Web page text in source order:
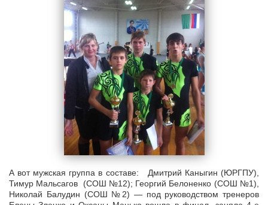
А вот мужская группа в составе: Дмитрий Каныгин (ЮРГПУ),
Тимур Мальсагов (СОШ №12); Георгий Белоненко (СОШ №1),
Николай Балудин (СОШ №2) — под руководством тренеров